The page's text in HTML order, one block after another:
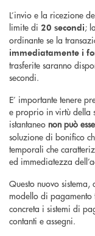
L’invio e la ricezione
limite di 20 secondi;
ordinante se la
immediatamente i
trasferite saranno
secondi.
E’ importante tenere
e proprio in virtù della
istantaneo non può
soluzione di bonifico
temporali che
ed immediatezza
Questo nuovo
modello di
concreta i sistemi di
contanti e assegni.